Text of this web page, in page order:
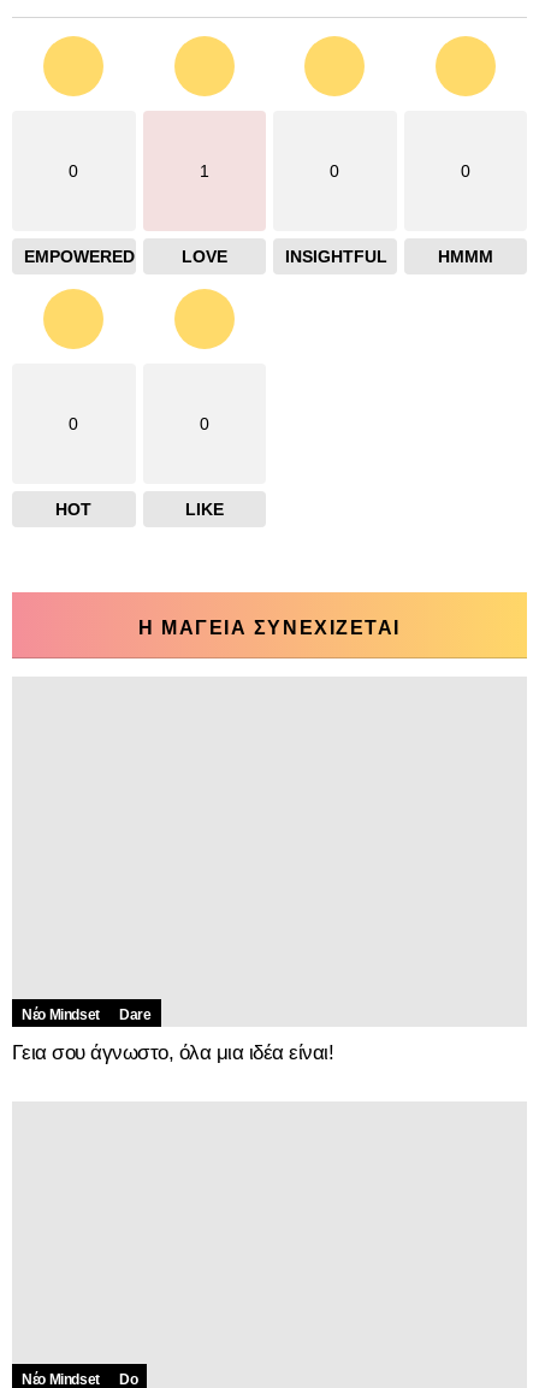
0
EMPOWERED
1
LOVE
0
INSIGHTFUL
0
HMMM
0
HOT
0
LIKE
Η ΜΑΓΕΙΑ ΣΥΝΕΧΙΖΕΤΑΙ
Νέο Mindset Dare
Γεια σου άγνωστο, όλα μια ιδέα είναι!
Νέο Mindset Do